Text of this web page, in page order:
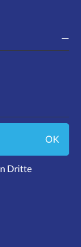
OK
Dritte